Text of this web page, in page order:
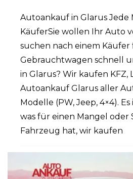
Autoankauf in Glarus Jede
KäuferSie wollen Ihr Auto
suchen nach einem
Gebrauchtwagen schnell
in Glarus? Wir kaufen KFZ,
Autoankauf Glarus aller
Modelle (PW, Jeep, 4×4).
was für einen Mangel oder
Fahrzeug hat, wir kaufen